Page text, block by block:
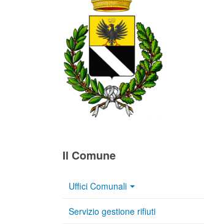
Il Comune
Uffici Comunali
Servizio gestione rifiuti